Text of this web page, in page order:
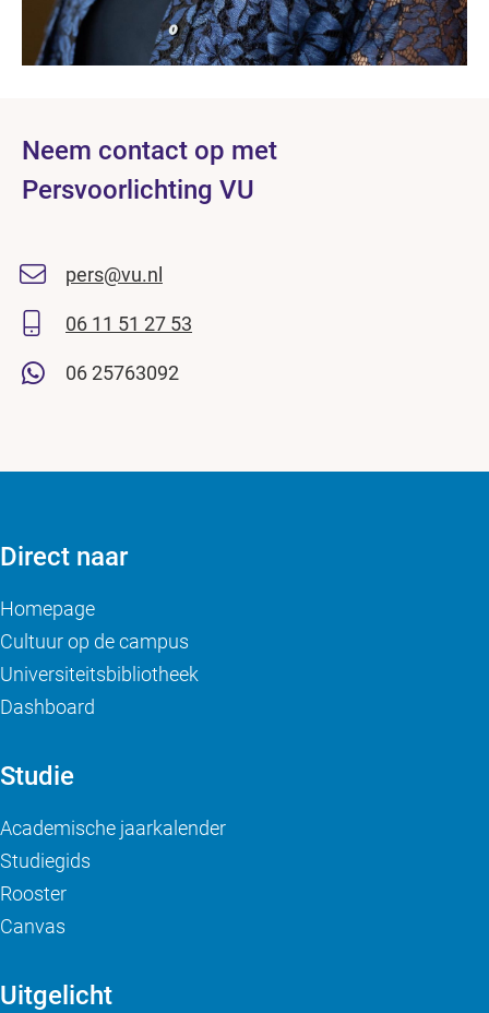
Neem contact op met
Persvoorlichting VU
pers@vu.nl
06 11 51 27 53
06 25763092
Direct naar
Homepage
Cultuur op de campus
Universiteitsbibliotheek
Dashboard
Studie
Academische jaarkalender
Studiegids
Rooster
Canvas
Uitgelicht